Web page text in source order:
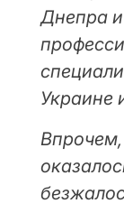
Днепра
Украине
Впрочем,